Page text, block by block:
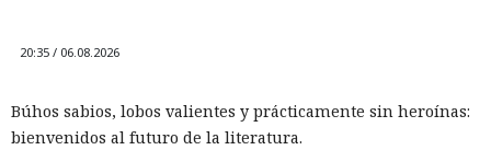
20:35 / 06.08.2026
Búhos sabios, lobos valientes y prácticamente sin heroínas:
bienvenidos al futuro de la literatura.